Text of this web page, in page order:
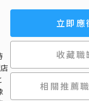
立即應
收藏職
相關推薦